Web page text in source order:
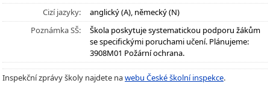
Cizí jazyky:
anglický (A), německý (N)
Poznámka SŠ:
Škola poskytuje systematickou podporu žákům
se specifickými poruchami učení. Plánujeme:
3908M01 Požární ochrana.
Inspekční zprávy školy najdete nawebu České školní inspekce.